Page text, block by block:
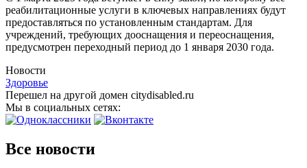
реабилитационные услуги в ключевых направлениях будут
предоставляться по установленным стандартам. Для
учреждений, требующих дооснащения и переоснащения,
предусмотрен переходный период до 1 января 2030 года.
Новости
Здоровье
Перешел на другой домен citydisabled.ru
Мы в социальных сетях:
Все новости